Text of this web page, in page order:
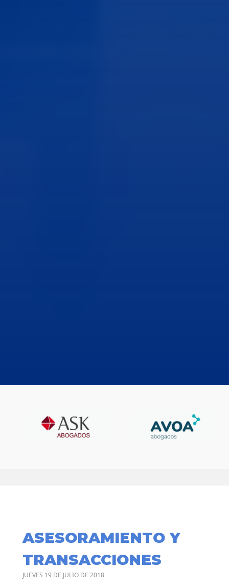
ASESORAMIENTO Y
TRANSACCIONES
JUEVES 19 DE JULIO DE 2018